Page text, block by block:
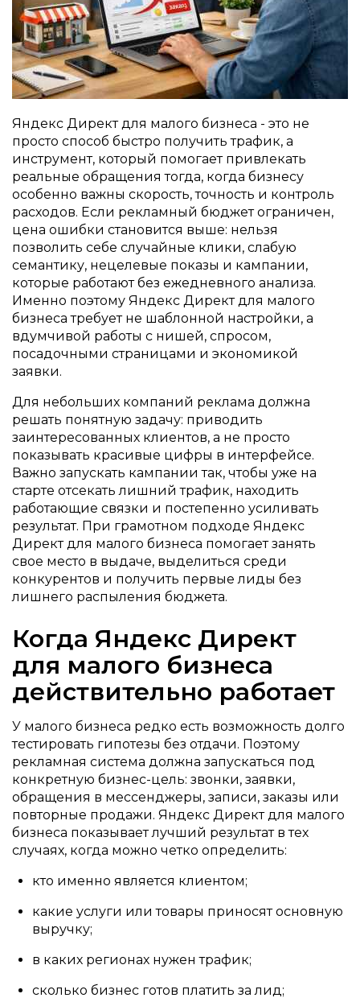
Яндекс Директ для малого бизнеса - это не
просто способ быстро получить трафик, а
инструмент, который помогает привлекать
реальные обращения тогда, когда бизнесу
особенно важны скорость, точность и контроль
расходов. Если рекламный бюджет ограничен,
цена ошибки становится выше: нельзя
позволить себе случайные клики, слабую
семантику, нецелевые показы и кампании,
которые работают без ежедневного анализа.
Именно поэтому Яндекс Директ для малого
бизнеса требует не шаблонной настройки, а
вдумчивой работы с нишей, спросом,
посадочными страницами и экономикой
заявки.
Для небольших компаний реклама должна
решать понятную задачу: приводить
заинтересованных клиентов, а не просто
показывать красивые цифры в интерфейсе.
Важно запускать кампании так, чтобы уже на
старте отсекать лишний трафик, находить
работающие связки и постепенно усиливать
результат. При грамотном подходе Яндекс
Директ для малого бизнеса помогает занять
свое место в выдаче, выделиться среди
конкурентов и получить первые лиды без
лишнего распыления бюджета.
Когда Яндекс Директ
для малого бизнеса
действительно работает
У малого бизнеса редко есть возможность долго
тестировать гипотезы без отдачи. Поэтому
рекламная система должна запускаться под
конкретную бизнес-цель: звонки, заявки,
обращения в мессенджеры, записи, заказы или
повторные продажи. Яндекс Директ для малого
бизнеса показывает лучший результат в тех
случаях, когда можно четко определить:
кто именно является клиентом;
какие услуги или товары приносят основную
выручку;
в каких регионах нужен трафик;
сколько бизнес готов платить за лид;